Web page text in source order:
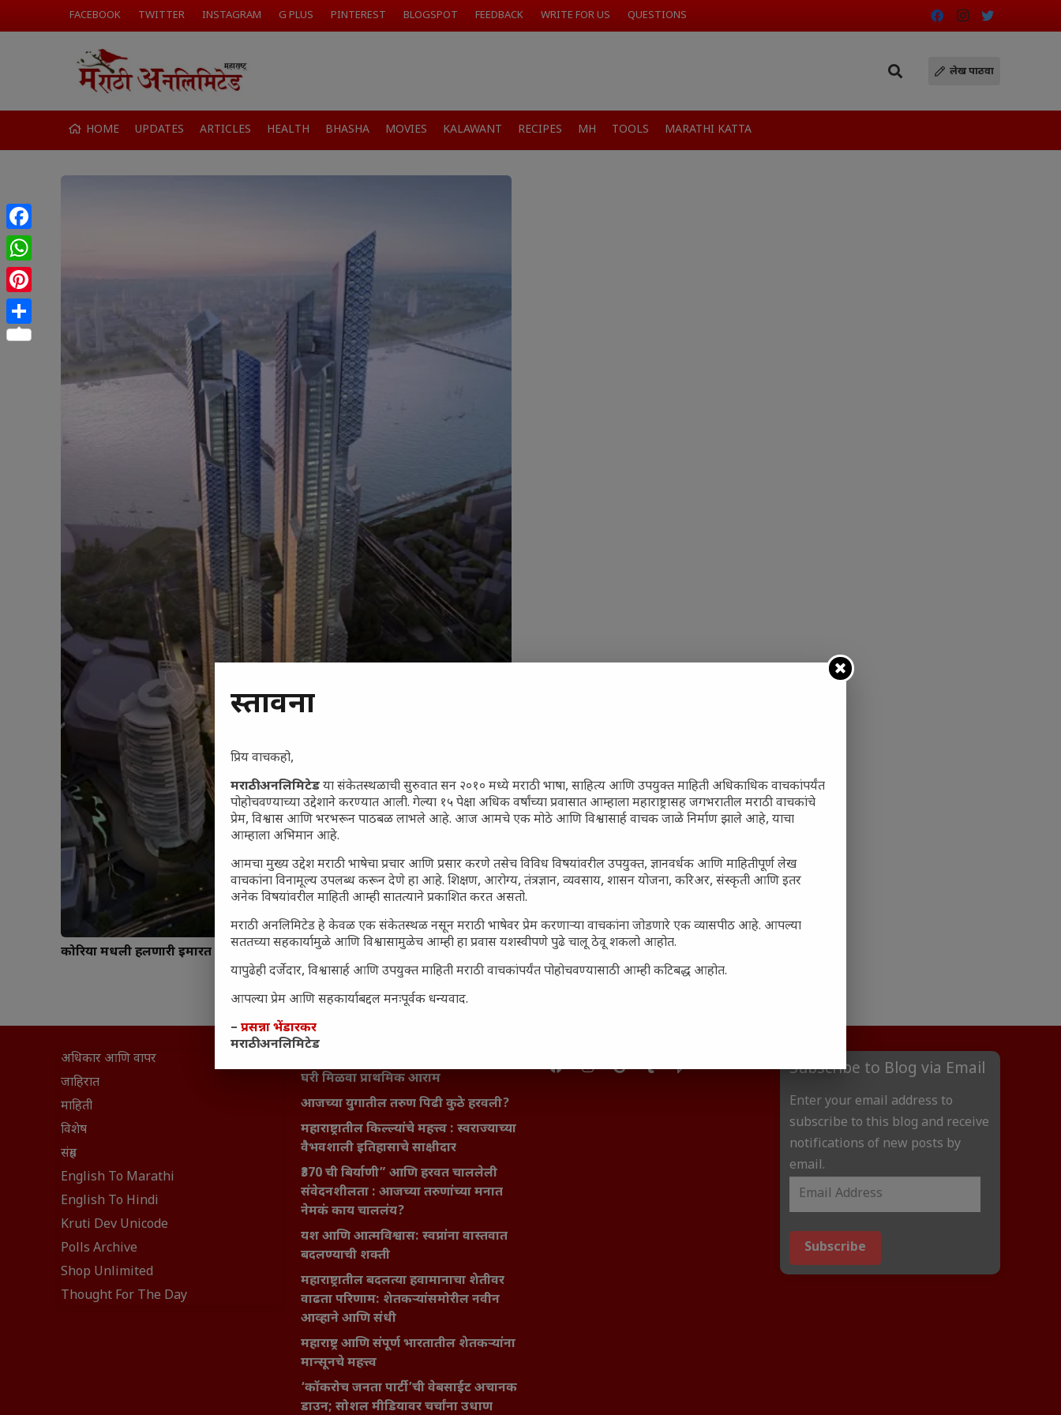
FACEBOOK TWITTER INSTAGRAM G PLUS PINTEREST BLOGSPOT FEEDBACK WRITE FOR US QUESTIONS
लेख पाठवा
HOME UPDATES ARTICLES HEALTH BHASHA MOVIES KALAWANT RECIPES MH TOOLS MARATHI KATTA
कोरिया मधली हलणारी इमारत
अधिकार आणि वापर
जाहिरात
माहिती
विशेष
संग्रह
English To Marathi
English To Hindi
Kruti Dev Unicode
Polls Archive
Shop Unlimited
Thought For The Day
घरी मिळवा प्राथमिक आराम
आजच्या युगातील तरुण पिढी कुठे हरवली?
महाराष्ट्रातील किल्ल्यांचे महत्त्व : स्वराज्याच्या
वैभवशाली इतिहासाचे साक्षीदार
₹370 ची बिर्याणी” आणि हरवत चाललेली
संवेदनशीलता : आजच्या तरुणांच्या मनात
नेमकं काय चाललंय?
यश आणि आत्मविश्वास: स्वप्नांना वास्तवात
बदलण्याची शक्ती
महाराष्ट्रातील बदलत्या हवामानाचा शेतीवर
वाढता परिणाम: शेतकऱ्यांसमोरील नवीन
आव्हाने आणि संधी
महाराष्ट्र आणि संपूर्ण भारतातील शेतकऱ्यांना
मान्सूनचे महत्त्व
‘कॉकरोच जनता पार्टी’ची वेबसाईट अचानक
डाउन; सोशल मीडियावर चर्चांना उधाण
Subscribe to Blog via Email
Enter your email address to
subscribe to this blog and receive
notifications of new posts by
email.
Subscribe
Facebook
WhatsApp
Pinterest
Share
प्रस्तावना
प्रिय वाचकहो,
मराठी अनलिमिटेडया संकेतस्थळाची सुरुवात सन २०१० मध्ये मराठी भाषा, साहित्य आणि उपयुक्त माहिती अधिकाधिक वाचकांपर्यंत
पोहोचवण्याच्या उद्देशाने करण्यात आली. गेल्या १५ पेक्षा अधिक वर्षांच्या प्रवासात आम्हाला महाराष्ट्रासह जगभरातील मराठी वाचकांचे
प्रेम, विश्वास आणि भरभरून पाठबळ लाभले आहे. आज आमचे एक मोठे आणि विश्वासार्ह वाचक जाळे निर्माण झाले आहे, याचा
आम्हाला अभिमान आहे.
आमचा मुख्य उद्देश मराठी भाषेचा प्रचार आणि प्रसार करणे तसेच विविध विषयांवरील उपयुक्त, ज्ञानवर्धक आणि माहितीपूर्ण लेख
वाचकांना विनामूल्य उपलब्ध करून देणे हा आहे. शिक्षण, आरोग्य, तंत्रज्ञान, व्यवसाय, शासन योजना, करिअर, संस्कृती आणि इतर
अनेक विषयांवरील माहिती आम्ही सातत्याने प्रकाशित करत असतो.
मराठी अनलिमिटेड हे केवळ एक संकेतस्थळ नसून मराठी भाषेवर प्रेम करणाऱ्या वाचकांना जोडणारे एक व्यासपीठ आहे. आपल्या
सततच्या सहकार्यामुळे आणि विश्वासामुळेच आम्ही हा प्रवास यशस्वीपणे पुढे चालू ठेवू शकलो आहोत.
यापुढेही दर्जेदार, विश्वासार्ह आणि उपयुक्त माहिती मराठी वाचकांपर्यंत पोहोचवण्यासाठी आम्ही कटिबद्ध आहोत.
आपल्या प्रेम आणि सहकार्याबद्दल मनःपूर्वक धन्यवाद.
– प्रसन्ना भेंडारकर
मराठी अनलिमिटेड